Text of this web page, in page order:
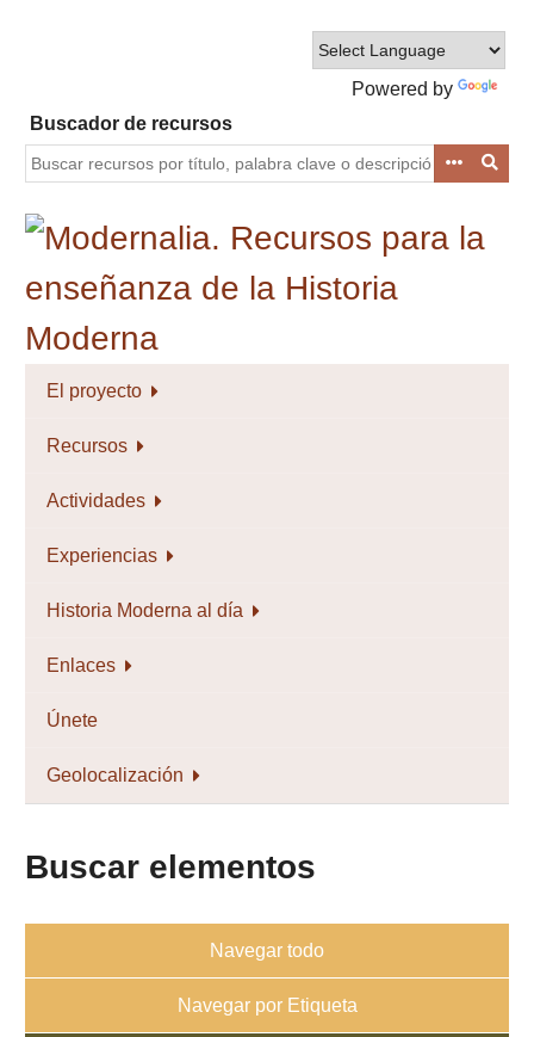
Powered by
Buscador de recursos
El proyecto
Recursos
Actividades
Experiencias
Historia Moderna al día
Enlaces
Únete
Geolocalización
Buscar elementos
Navegar todo
Navegar por Etiqueta